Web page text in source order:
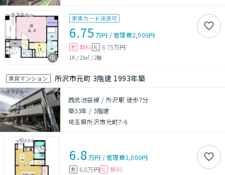
家賃カード決済可
6.75 万円 /管理費2,900円
敷 無料 礼 6.75万円
1K /23㎡ /2階
賃貸マンション 所沢市元町 3階建 1993年築
西武池袋線 / 所沢駅 徒歩7分
築33年 / 3階建
埼玉県所沢市元町7-6
6.8万円 /管理費3,000円
敷 6.8万円 礼 無料